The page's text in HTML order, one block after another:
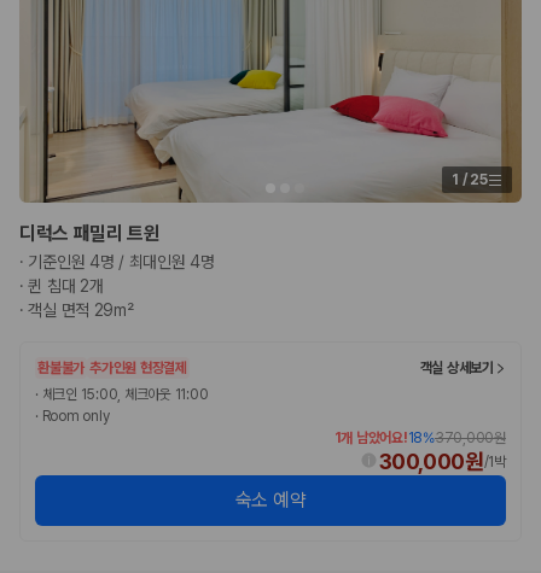
제주렌트카 가격비교 자주 묻는 질문
Q. 제주렌트카 가격비교는 카모아에서 어떻게 하나요?
A. 대여일, 반납일, 인수 지역을 선택하면 제주도 렌트카 업체별 가격, 차종,
보험 조건, 예약 가능 차량을 한 번에 비교할 수 있습니다.
Q. 제주 렌트카 최저가는 무엇을 기준으로 비교해야 하나요?
Q. 제주공항 근처 렌트카도 비교할 수 있나요?
Q. 제주 렌트카 가격비교 시 보험도 함께 비교할 수 있나요?
Q. 가족 여행에는 어떤 제주 렌트카를 비교해야 하나요?
제주렌트카 가격비교 주요 링크
제주도 렌트카 실시간 최저가 가격비교
국내 렌트카 가격비교
해외 렌트카 가격비교
카모아 사이트맵
1 /25
디럭스 패밀리 트윈
· 기준인원 4명 / 최대인원 4명
·퀸 침대 2개
·객실 면적 29m²
환불불가 추가인원 현장결제
객실 상세보기
· 체크인 15:00, 체크아웃 11:00
· Room only
1개 남았어요!18%370,000원
300,000원/1박
숙소 예약